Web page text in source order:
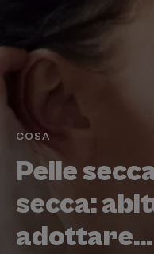
COSA
Pelle
secca: